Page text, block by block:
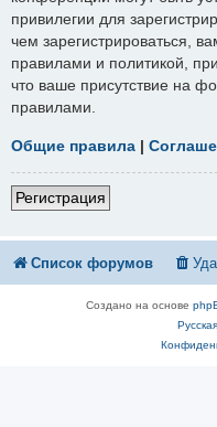
привилегии для
чем зарегистрироваться,
правилами и политикой,
что ваше присутствие на
правилами.
Общие правила |
Регистрация
Список форумов
Создано на основе